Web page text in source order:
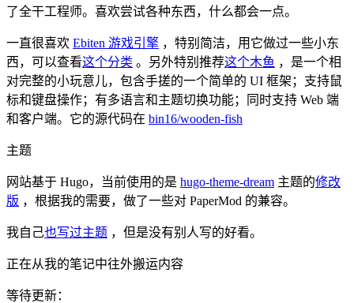
了全干工程师。喜欢尝试各种东西，什么都会一点。
一直很喜欢 Ebiten 游戏引擎 ，特别简洁，用它做过一些小东
西，可以查看这个分类 。另外特别推荐这个木鱼 ，是一个相
对完整的小玩意儿，包含手搓的一个简单的 UI 框架；支持鼠
标和键盘操作；有多语言和主题切换功能；同时支持 Web 端
和客户端。它的源代码在 bin16/wooden-fish
主题
网站基于 Hugo，当前使用的是 hugo-theme-dream 主题的修改
版 ，根据我的需要，做了一些对 PaperMod 的兼容。
我自己也写过主题 ，但是没有别人写的好看。
正在从我的笔记中往外搬运内容
等待更新：